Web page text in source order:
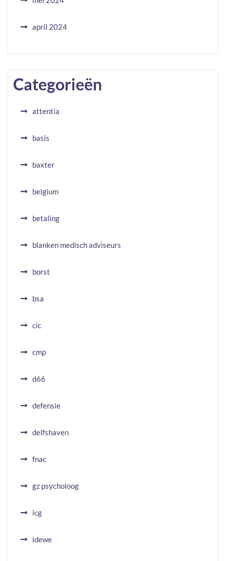
april 2024
Categorieën
attentia
basis
baxter
belgium
betaling
blanken medisch adviseurs
borst
bsa
cic
cmp
d66
defensie
delfshaven
fnac
gz psycholoog
icg
idewe